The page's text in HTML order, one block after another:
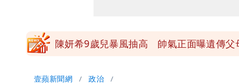
陳妍希9歲兒暴風抽高 帥氣正面曝遺傳父
壹蘋新聞網 政治